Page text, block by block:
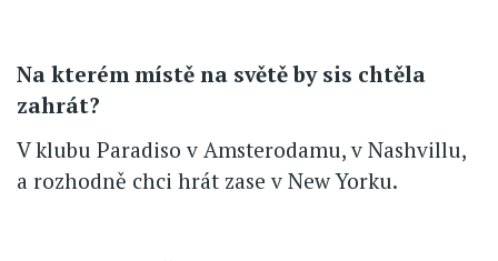
Na kterém místě na světě by sis chtěla
zahrát?
V klubu Paradiso v Amsterodamu, v Nashvillu,
a rozhodně chci hrát zase v New Yorku.